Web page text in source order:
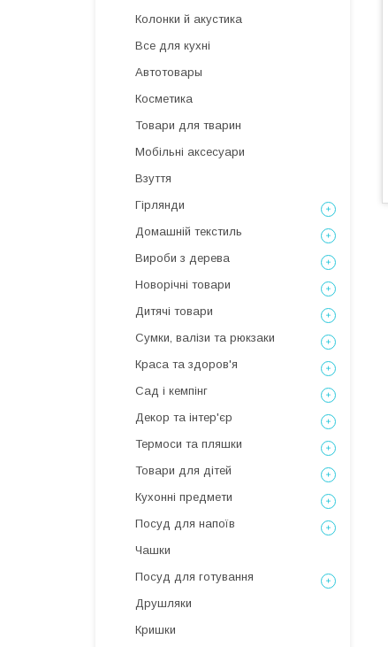
Колонки й акустика
Все для кухні
Автотовары
Косметика
Товари для тварин
Мобільні аксесуари
Взуття
Гірлянди
Домашній текстиль
Вироби з дерева
Новорічні товари
Дитячі товари
Сумки, валізи та рюкзаки
Краса та здоров'я
Сад і кемпінг
Декор та інтер'єр
Термоси та пляшки
Товари для дітей
Кухонні предмети
Посуд для напоїв
Чашки
Посуд для готування
Друшляки
Кришки